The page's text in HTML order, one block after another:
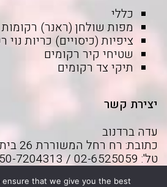
כללי
מפות שולחן (ראנר) רקומות
ציפיות (כיסויים) כריות נוי
שטיחי קיר רקומים
תיקי צד רקומים
יצירת קשר
עדה ברדנוב
כתובת: רח רחל המשוררת 26 בית הכרם, ירושלים.
טל': 02-6525059 / 050-7204313
ensure that we give you the best